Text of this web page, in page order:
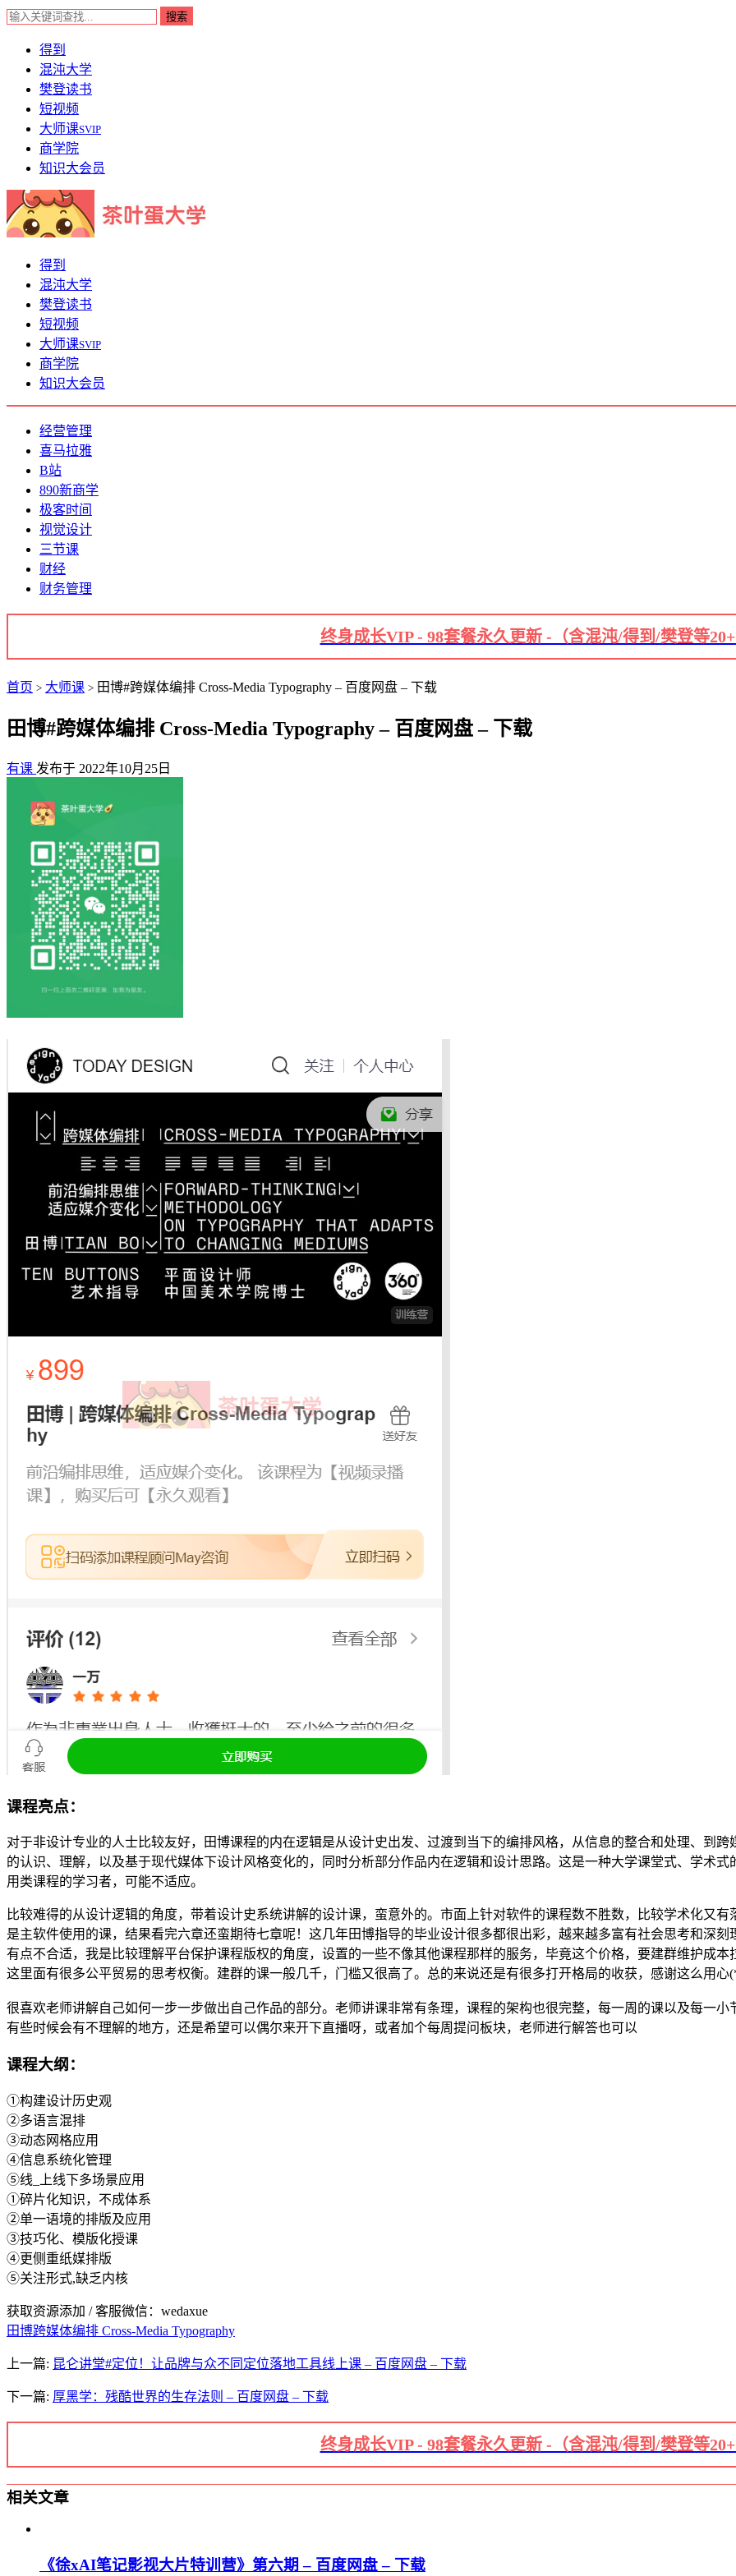
得到
混沌大学
樊登读书
短视频
大师课SVIP
商学院
知识大会员
得到
混沌大学
樊登读书
短视频
大师课SVIP
商学院
知识大会员
经营管理
喜马拉雅
B站
890新商学
极客时间
视觉设计
三节课
财经
财务管理
终身成长VIP - 98套餐永久更新 -（含混沌/得到/樊登等
首页 > 大师课 > 田博#跨媒体编排 Cross-Media Typography – 百度网盘 – 下载
田博#跨媒体编排 Cross-Media Typography – 百度网盘 – 下载
有课 发布于 2022年10月25日
课程亮点：
对于非设计专业的人士比较友好，田博课程的内在逻辑是从设计史出发、过渡到当下的编排风格，从信息的整合和处理、到
的认识、理解，以及基于现代媒体下设计风格变化的，同时分析部分作品内在逻辑和设计思路。这是一种大学课堂式、学术
用类课程的学习者，可能不适应。
比较难得的从设计逻辑的角度，带着设计史系统讲解的设计课，蛮意外的。市面上针对软件的课程数不胜数，比较学术化又
是主软件使用的课，结果看完六章还蛮期待七章呢！这几年田博指导的毕业设计很多都很出彩，越来越多富有社会思考和深
有点不合适，我是比较理解平台保护课程版权的角度，设置的一些不像其他课程那样的服务，毕竟这个价格，要建群维护成
这里面有很多公平贸易的思考权衡。建群的课一般几千，门槛又很高了。总的来说还是有很多打开格局的收获，感谢这么用
很喜欢老师讲解自己如何一步一步做出自己作品的部分。老师讲课非常有条理，课程的架构也很完整，每一周的课以及每一
有些时候会有不理解的地方，还是希望可以偶尔来开下直播呀，或者加个每周提问板块，老师进行解答也可以
课程大纲：
①构建设计历史观
②多语言混排
③动态网格应用
④信息系统化管理
⑤线_上线下多场景应用
①碎片化知识，不成体系
②单一语境的排版及应用
③技巧化、模版化授课
④更侧重纸媒排版
⑤关注形式,缺乏内核
获取资源添加 / 客服微信：wedaxue
田博跨媒体编排 Cross-Media Typography
上一篇: 昆仑讲堂#定位！让品牌与众不同定位落地工具线上课 – 百度网盘 – 下载
下一篇: 厚黑学：残酷世界的生存法则 – 百度网盘 – 下载
终身成长VIP - 98套餐永久更新 -（含混沌/得到/樊登等
相关文章
《徐xAI笔记影视大片特训营》第六期 – 百度网盘 – 下载